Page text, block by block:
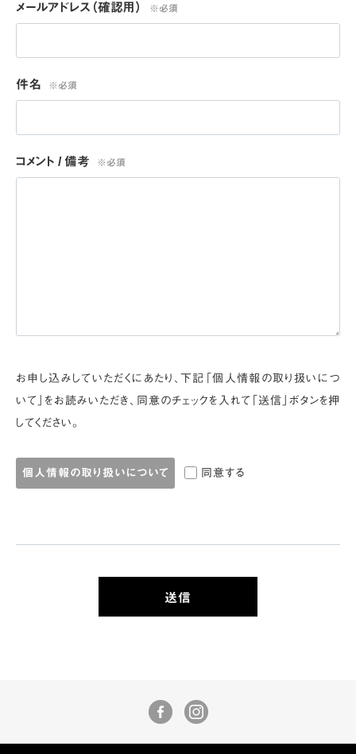
メールアドレス（確認用） ※必須
件名 ※必須
コメント / 備考 ※必須
お申し込みしていただくにあたり、下記「個人情報の取り扱いにつ
いて」をお読みいただき、同意のチェックを入れて「送信」ボタンを押
してください。
個人情報の取り扱いについて 同意する